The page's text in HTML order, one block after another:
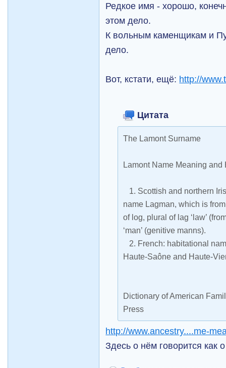
Редкое имя - хорошо,
этом дело.
К вольным каменщикам и
дело.
Вот, кстати, ещё: http://
Цитата
The Lamont Surname
Lamont Name Meaning and
1. Scottish and northern
name Lagman, which is
of log, plural of lag ‘law’
‘man’ (genitive manns).
2. French: habitational
Haute-Saône and Haute-
Dictionary of American
Press
http://www.ancestry....me-
Здесь о нём говорится как